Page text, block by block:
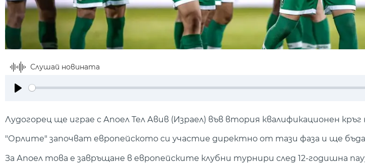
Слушай новината
Лудогорец ще играе с Апоел Тел Авив (Израел) във втория квалификационен
"Орлите" започват европейското си участие директно от тази фаза и ще
За Апоел това е завръщане в европейските клубни турнири след 12-годишна